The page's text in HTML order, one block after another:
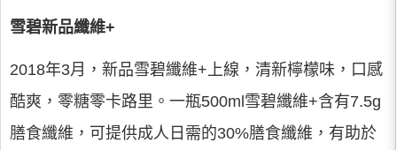
雪碧新品纖維+
2018年3月，新品雪碧纖維+上線，清新檸檬味，口感
酷爽，零糖零卡路里。一瓶500ml雪碧纖維+含有7.5g
膳食纖維，可提供成人日需的30%膳食纖維，有助於